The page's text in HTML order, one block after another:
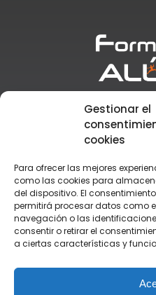
Gestionar el
cookies
Para ofrecer las mejores
como las cookies para
del dispositivo. El
permitirá procesar datos como
navegación o las
consentir o retirar el
a ciertas características y
+34 955 110 776Atención
+34 673 917 881
TEGU
TSAF
TSEAS
Monitor de Tiempo
Monitor de Rafting
Grupo Alúa